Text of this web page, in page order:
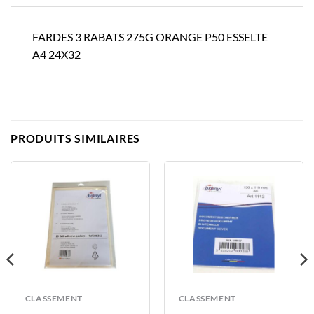
FARDES 3 RABATS 275G ORANGE P50 ESSELTE
A4 24X32
PRODUITS SIMILAIRES
CLASSEMENT CLASSEMENT